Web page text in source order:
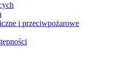
i przeciwpożarowe